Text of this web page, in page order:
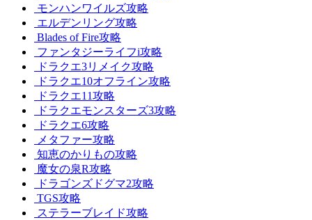
モンハンワイルズ攻略
エルデンリング攻略
Blades of Fire攻略
ファンタジーライフi攻略
ドラクエ3リメイク攻略
ドラクエ10オフライン攻略
ドラクエ11攻略
ドラクエモンスターズ3攻略
ドラクエ6攻略
メタファー攻略
知恵のかりもの攻略
魔女の泉R攻略
ドラゴンズドグマ2攻略
TGS攻略
ステラーブレイド攻略